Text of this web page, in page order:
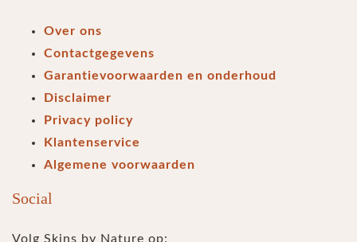
Over ons
Contactgegevens
Garantievoorwaarden en onderhoud
Disclaimer
Privacy policy
Klantenservice
Algemene voorwaarden
Social
Volg Skins by Nature op: